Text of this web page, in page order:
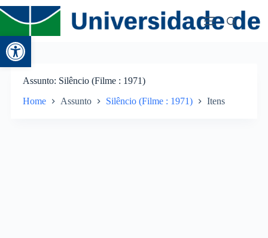
Abrir a barra de ferramentas
Assunto Silêncio (Filme : 1971)
Home Assunto Silêncio (Filme : 1971) Itens